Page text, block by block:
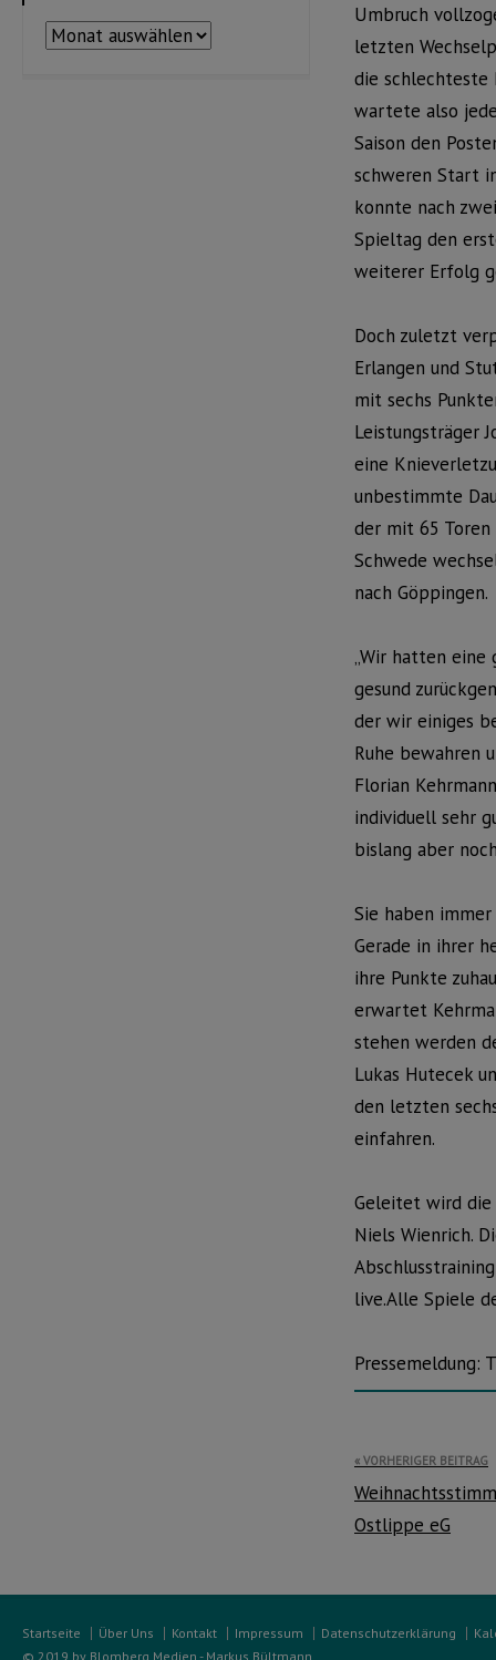
Umbruch
letzten
die schlechteste
wartete also
Saison den
schweren Start
konnte nach
Spieltag den
weiterer Erfolg
Doch zuletzt
Erlangen und
mit sechs
Leistungsträger
eine
unbestimmte
der mit 65 Toren
Schwede
nach Göppingen.
„Wir hatten eine
gesund
der wir einiges
Ruhe bewahren
Florian
individuell sehr
bislang aber
Sie haben
Gerade in ihrer
ihre Punkte
erwartet
stehen werden
Lukas Hutecek
den letzten
einfahren.
Geleitet wird die
Niels Wienrich.
live.Alle Spiele
Pressemeldung:
VORHERIGER BEITRAG
Ostlippe eG
Archiv
Startseite Über Uns Kontakt Impressum Datenschutzerklärung
© 2019 by Blomberg Medien - Markus Bültmann